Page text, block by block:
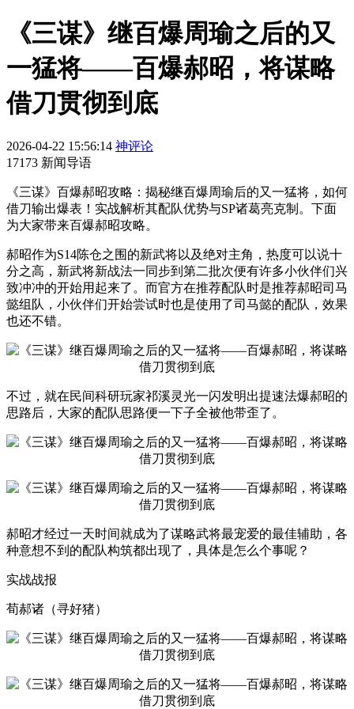
《三谋》继百爆周瑜之后的又
一猛将——百爆郝昭，将谋略
借刀贯彻到底
2026-04-22 15:56:14 神评论
17173 新闻导语
《三谋》百爆郝昭攻略：揭秘继百爆周瑜后的又一猛将，如何
借刀输出爆表！实战解析其配队优势与SP诸葛亮克制。下面
为大家带来百爆郝昭攻略。
郝昭作为S14陈仓之围的新武将以及绝对主角，热度可以说十
分之高，新武将新战法一同步到第二批次便有许多小伙伴们兴
致冲冲的开始用起来了。而官方在推荐配队时是推荐郝昭司马
懿组队，小伙伴们开始尝试时也是使用了司马懿的配队，效果
也还不错。
不过，就在民间科研玩家祁溪灵光一闪发明出提速法爆郝昭的
思路后，大家的配队思路便一下子全被他带歪了。
郝昭才经过一天时间就成为了谋略武将最宠爱的最佳辅助，各
种意想不到的配队构筑都出现了，具体是怎么个事呢？
实战战报
荀郝诸（寻好猪）